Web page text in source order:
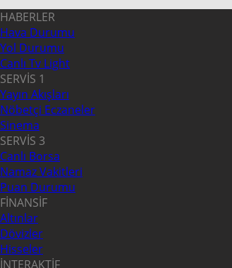
HABERLER
Hava Durumu
Yol Durumu
Canlı Tv Light
SERVİS 1
Yayın Akışları
Nöbetçi Eczaneler
Sinema
SERVİS 3
Canlı Borsa
Namaz Vakitleri
Puan Durumu
FİNANSİF
Altınlar
Dövizler
Hisseler
İNTERAKTİF